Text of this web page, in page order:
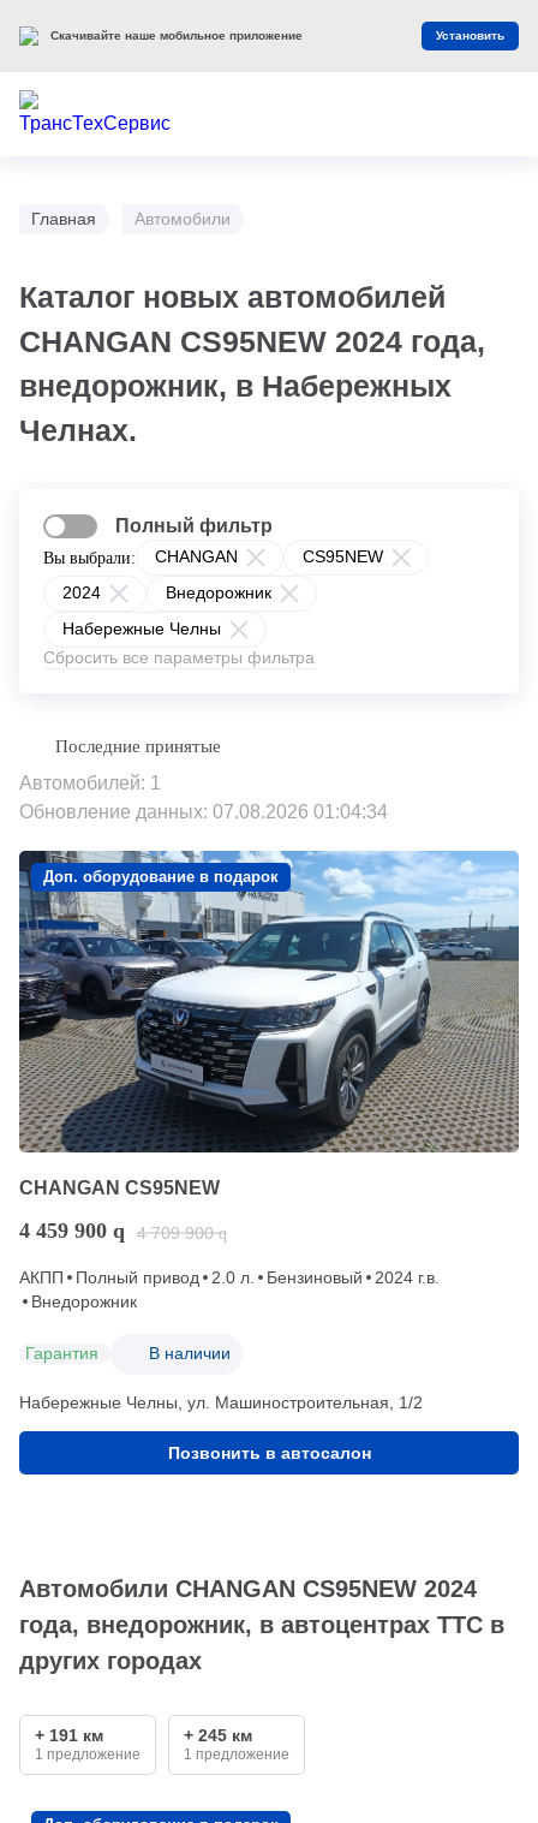
Главная Автомобили
Каталог новых автомобилей
CHANGAN CS95NEW 2024 года,
внедорожник, в Набережных
Челнах.
Вы выбрали: CHANGAN
CS95NEW
2024
Внедорожник
Набережные Челны
Сбросить все параметры фильтра
Полный фильтр
Автомобилей: 1
Обновление данных: 07.08.2026 01:04:34
Доп. оборудование в подарок
CHANGAN CS95NEW
4 459 900 q 4 709 900 q
АКПП Полный привод 2.0 л. Бензиновый
2024 г.в.
Внедорожник
Гарантия В наличии
Набережные Челны, ул. Машиностроительная, 1/2
Позвонить в автосалон
Автомобили CHANGAN CS95NEW 2024
года, внедорожник, в автоцентрах ТТС в
других городах
+ 191 км
1 предложение
+ 245 км
1 предложение
Скачивайте наше мобильное приложение Установить